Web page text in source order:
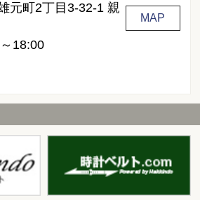
元町2丁目3-32-1 親
MAP
18:00